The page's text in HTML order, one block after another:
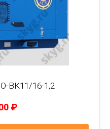
ВК11/16-1,2
₽